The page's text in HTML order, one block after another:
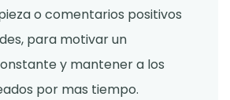
o comentarios positivos
para motivar un
y mantener a los
por mas tiempo.